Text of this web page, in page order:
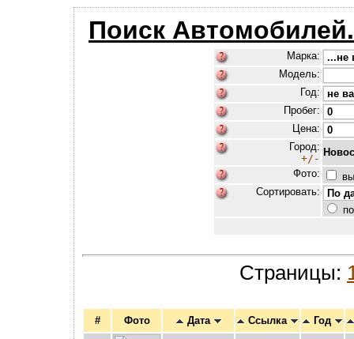
Поиск
Марка:
Модель:
Год:
Пробег:
Цена:
Город:
+/-
Фото:
Сортировать:
Страницы:
# Фото Дата Ссылка Год